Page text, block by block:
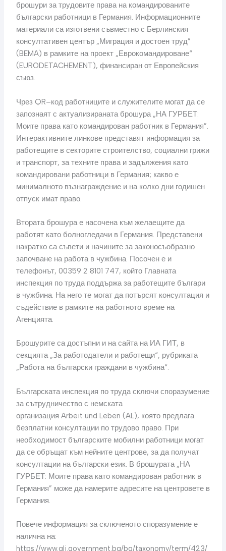
брошури за трудовите права на командированите
български работници в Германия. Информационните
материали са изготвени съвместно с Берлинския
консултативен център „Миграция и достоен труд”
(BEMA) в рамките на проект „Еврокомандироване“
(EURODETACHEMENT), финансиран от Европейския
съюз.
Чрез QR–код работниците и служителите могат да се
запознаят с актуализираната брошура „НА ГУРБЕТ:
Моите права като командирован работник в Германия”.
Интерактивните линкове представят информация за
работещите в секторите строителство, социални грижи
и транспорт, за техните права и задължения като
командировани работници в Германия; какво е
минималното възнаграждение и на колко дни годишен
отпуск имат право.
Втората брошура е насочена към желаещите да
работят като болногледачи в Германия. Представени
накратко са съвети и начините за законосъобразно
започване на работа в чужбина. Посочен е и
телефонът, 00359 2 8101 747, който Главната
инспекция по труда поддържа за работещите българи
в чужбина. На него те могат да потърсят консултация и
съдействие в рамките на работното време на
Агенцията.
Брошурите са достъпни и на сайта на ИА ГИТ, в
секцията „За работодатели и работещи“, рубриката
„Работа на български граждани в чужбина“.
Българската инспекция по труда сключи споразумение
за сътрудничество с немската
организация Arbeit und Leben (AL), която предлага
безплатни консултации по трудово право. При
необходимост българските мобилни работници могат
да се обръщат към нейните центрове, за да получат
консултации на български език. В брошурата „НА
ГУРБЕТ: Моите права като командирован работник в
Германия” може да намерите адресите на центровете в
Германия.
Повече информация за сключеното споразумение е
налична на:
https://www.gli.government.bg/bg/taxonomy/term/423/